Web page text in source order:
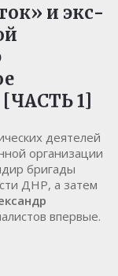
и экс-
1]
деятелей
организации
бригады
ДНР, а затем
впервые.